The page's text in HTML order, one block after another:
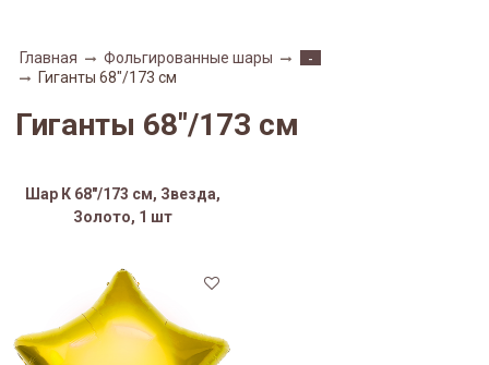
Главная Фольгированные шары
-
Гиганты 68"/173 см
Гиганты 68"/173 см
Шар К 68"/173 см, Звезда,
Золото, 1 шт